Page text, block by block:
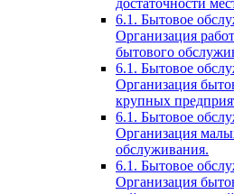
достаточности
6.1. Бытовое
Организация
бытового
6.1. Бытовое
Организация
крупных
6.1. Бытовое
Организация
обслуживания.
6.1. Бытовое
Организация